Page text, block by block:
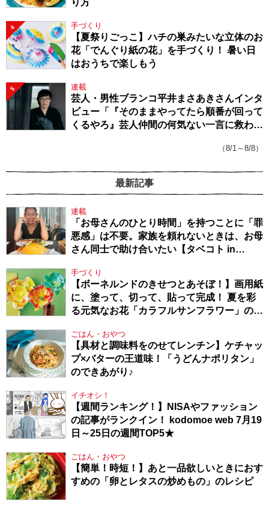
4 手づくり
【夏祭りごっこ】ハチの巣みたいな立体のお
花「でんぐり紙の花」を手づくり！ 暑い日
はおうちで楽しもう
5 連載
芸人・男性ブランコ平井まさあきさんインタ
ビュー「『そのままやってたら順番が回って
くるやろ』芸人仲間の何気ない一言に救われ
（8/1～8/8）
最新記事
連載
「お母さんのひとり時間」を持つことに「罪
悪感」は不要。家族を頼れないときは、お母
さん同士で助け合いたい【タベコト in
手づくり
【ボーネルンドのきせつとあそぼ！】画用紙
に、塗って、切って、貼って完成！ 夏を彩
る元気なお花「カラフルサンフラワー」の作
ごはん・おやつ
【具材と調味料をのせてレンチン】ケチャッ
プ×バターの王道味！「うどんナポリタン」
のできあがり♪
イチオシ！
【週間ランキング！】NISAやファッション
の記事がランクイン！ kodomoe web 7月19
日～25日の週間TOP5★
ごはん・おやつ
【簡単！時短！】あと一品欲しいときにおす
すめの「卵とレタスの炒めもの」のレシピ